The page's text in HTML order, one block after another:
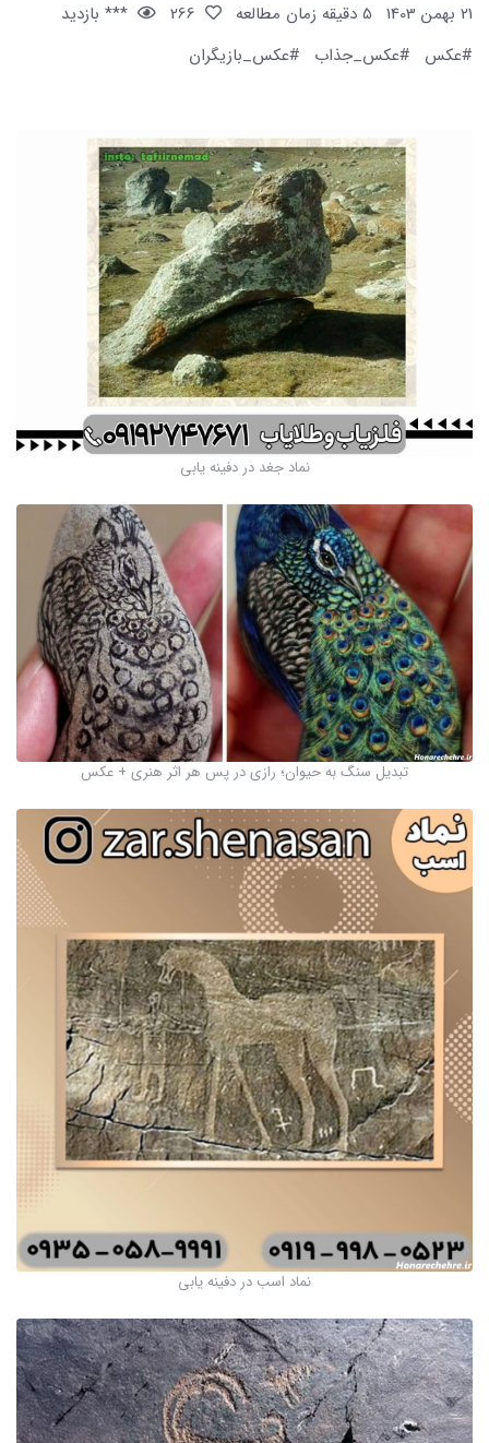
21 بهمن 1403
5 دقیقه زمان مطالعه
*** بازدید
#عکس
#عکس_جذاب #عکس_بازیگران
نماد جغد در دفینه یابی
تبدیل سنگ به حیوان؛ رازی در پس هر اثر هنری + عکس
نماد اسب در دفینه یابی